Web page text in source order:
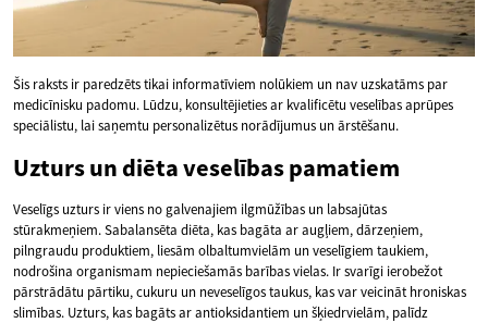
Šis raksts ir paredzēts tikai informatīviem nolūkiem un nav uzskatāms par
medicīnisku padomu. Lūdzu, konsultējieties ar kvalificētu veselības aprūpes
speciālistu, lai saņemtu personalizētus norādījumus un ārstēšanu.
Uzturs un diēta veselības pamatiem
Veselīgs uzturs ir viens no galvenajiem ilgmūžības un labsajūtas
stūrakmeņiem. Sabalansēta diēta, kas bagāta ar augļiem, dārzeņiem,
pilngraudu produktiem, liesām olbaltumvielām un veselīgiem taukiem,
nodrošina organismam nepieciešamās barības vielas. Ir svarīgi ierobežot
pārstrādātu pārtiku, cukuru un neveselīgos taukus, kas var veicināt hroniskas
slimības. Uzturs, kas bagāts ar antioksidantiem un šķiedrvielām, palīdz